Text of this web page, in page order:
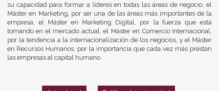
su capacidad para formar a líderes en todas las áreas de negocio, el
Máster en Marketing, por ser una de las áreas más importantes de la
empresa, el Máster en Marketing Digital, por la fuerza que está
tomando en el mercado actual, el Máster en Comercio Internacional,
por la tendencia a la internacionalización de los negocios, y el Máster
en Recursos Humanos, por la importancia que cada vez más prestan
las empresas al capital humano.